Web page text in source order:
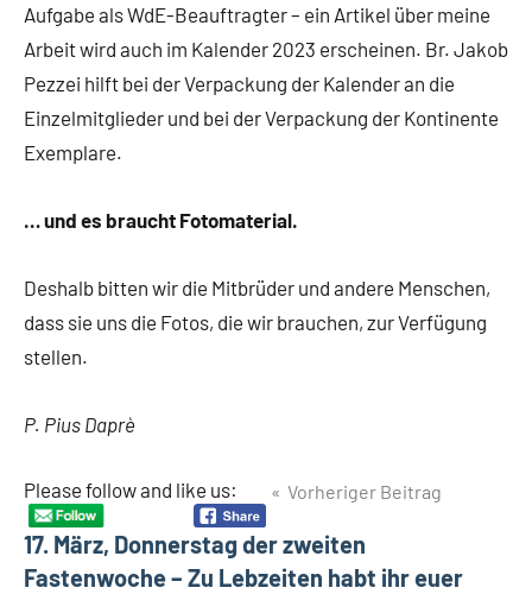
Aufgabe als WdE-Beauftragter – ein Artikel über meine
Arbeit wird auch im Kalender 2023 erscheinen. Br. Jakob
Pezzei hilft bei der Verpackung der Kalender an die
Einzelmitglieder und bei der Verpackung der Kontinente
Exemplare.
… und es braucht Fotomaterial.
Deshalb bitten wir die Mitbrüder und andere Menschen,
dass sie uns die Fotos, die wir brauchen, zur Verfügung
stellen.
P. Pius Daprè
Please follow and like us:
Schlagwörter
Kalender
WdE
Werk
BeitragsnavigationVorheriger Beitrag
17. März, Donnerstag der zweiten
Fastenwoche – Zu Lebzeiten habt ihr euer